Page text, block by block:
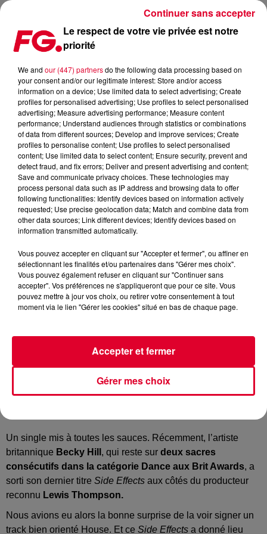
SHOUSE ET D.O.D POUR LES REMIXES DE SIDE EFFECTS DE
Publié : 13 juillet 2023 à 7h23 par Antony HARARI
Becky Hill
Un single mis à toutes les sauces. Récemment, l’artiste
britannique Becky Hill , qui reste sur deux sacres
consécutifs dans la catégorie Dance aux Brit Awards, a
sorti son dernier titre Side Effects aux côtés du producteur
reconnu Lewis Thompson.
Nous avions eu alors la bonne surprise de la voir signer un
track bien orienté House. Et ce Side Effects a donné lieu
Le respect de votre vie privée est notre
priorité
We and our (447) partnersdo the following data processing based on
your consent and/or our legitimate interest: Store and/or access
information on a device; Use limited data to select advertising; Create
profiles for personalised advertising; Use profiles to select personalised
advertising; Measure advertising performance; Measure content
performance; Understand audiences through statistics or combinations
of data from different sources; Develop and improve services; Create
profiles to personalise content; Use profiles to select personalised
content; Use limited data to select content; Ensure security, prevent and
detect fraud, and fix errors; Deliver and present advertising and content;
Save and communicate privacy choices. These technologies may
process personal data such as IP address and browsing data to offer
following functionalities: Identify devices based on information actively
requested; Use precise geolocation data; Match and combine data from
other data sources; Link different devices; Identify devices based on
information transmitted automatically.
Vous pouvez accepter en cliquant sur "Accepter et fermer", ou affiner en
sélectionnant les finalités et/ou partenaires dans "Gérer mes choix".
Vous pouvez également refuser en cliquant sur "Continuer sans
accepter". Vos préférences ne s'appliqueront que pour ce site. Vous
pouvez mettre à jour vos choix, ou retirer votre consentement à tout
moment via le lien "Gérer les cookies" situé en bas de chaque page.
Gérer mes choix
Accepter et fermer
Continuer sans accepter